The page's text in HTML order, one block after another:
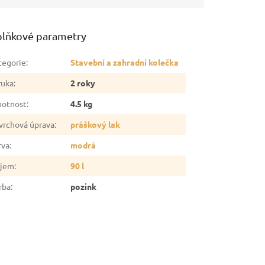
parametry
:
Stavební a zahradní kolečka
:
2 roky
:
4.5 kg
úprava:
práškový lak
:
modrá
:
90 l
: pozink